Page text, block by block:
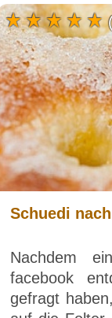
Schuedi
Nachdem
facebook
gefragt